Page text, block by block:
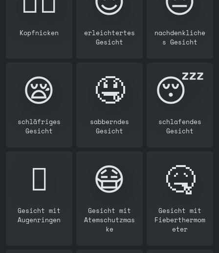
Kopfnicken
erleichtertes
Gesicht
nachdenkliche
s Gesicht
😪
schläfriges
Gesicht
🤤
sabberndes
Gesicht
😴
schlafendes
Gesicht
🫩
Gesicht mit
Augenringen
😷
Gesicht mit
Atemschutzmas
ke
🤒
Gesicht mit
Fieberthermom
eter